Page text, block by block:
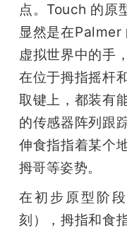
点。Touch 的原
显然是在Palmer
虚拟世界中的手
在位于拇指摇杆
取键上，都装有
的传感器阵列跟
伸食指指着某个
拇哥等姿势。
在初步原型阶
刻），拇指和食